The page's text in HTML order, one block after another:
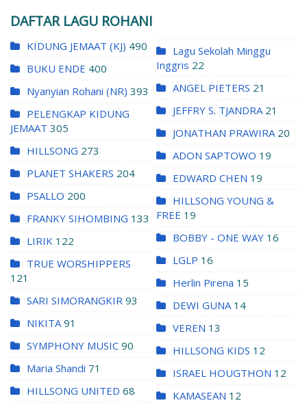
DAFTAR LAGU ROHANI
KIDUNG JEMAAT (KJ) 490
BUKU ENDE 400
Nyanyian Rohani (NR) 393
PELENGKAP KIDUNG
JEMAAT 305
HILLSONG 273
PLANET SHAKERS 204
PSALLO 200
FRANKY SIHOMBING 133
LIRIK 122
TRUE WORSHIPPERS
121
SARI SIMORANGKIR 93
NIKITA 91
SYMPHONY MUSIC 90
Maria Shandi 71
HILLSONG UNITED 68
Lagu Sekolah Minggu
Inggris 22
ANGEL PIETERS 21
JEFFRY S. TJANDRA 21
JONATHAN PRAWIRA 20
ADON SAPTOWO 19
EDWARD CHEN 19
HILLSONG YOUNG &
FREE 19
BOBBY - ONE WAY 16
LGLP 16
Herlin Pirena 15
DEWI GUNA 14
VEREN 13
HILLSONG KIDS 12
ISRAEL HOUGTHON 12
KAMASEAN 12